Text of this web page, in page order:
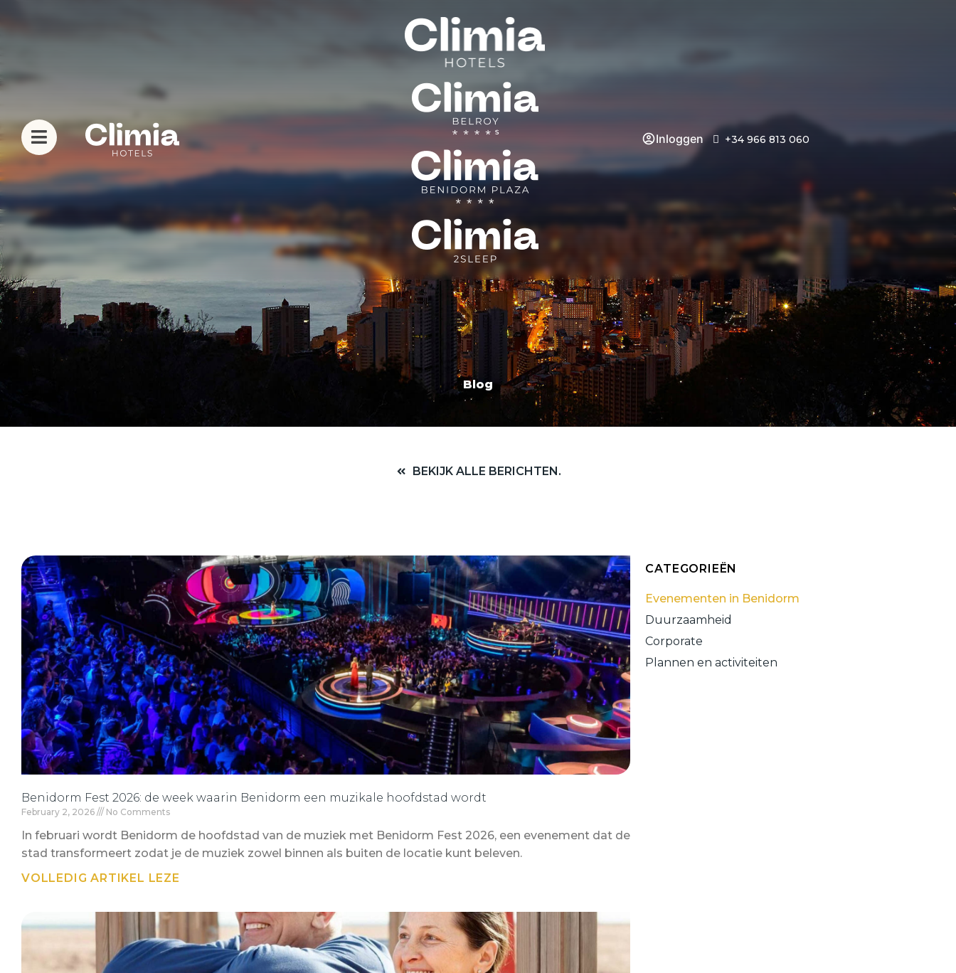
Inloggen +34 966 813 060
Blog
BEKIJK ALLE BERICHTEN.
Benidorm Fest 2026: de week waarin Benidorm een muzikale hoofdstad wordt
February 2, 2026 No Comments
In februari wordt Benidorm de hoofdstad van de muziek met Benidorm Fest 2026, een evenement dat de
stad transformeert zodat je de muziek zowel binnen als buiten de locatie kunt beleven.
VOLLEDIG ARTIKEL LEZE
CATEGORIEËN
Evenementen in Benidorm
Duurzaamheid
Corporate
Plannen en activiteiten